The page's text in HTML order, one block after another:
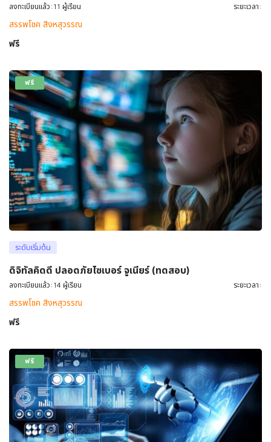
ลงทะเบียนแล้ว:11 ผู้เรียน ระยะเวลา:
สรรพโชค สิงหสุวรรณ
ฟรี
ฟรี
ระดับเริ่มต้น
ดิจิทัลคิดดี ปลอดภัยไซเบอร์ จูเนียร์ (ทดสอบ)
ลงทะเบียนแล้ว:14 ผู้เรียน ระยะเวลา:
สรรพโชค สิงหสุวรรณ
ฟรี
ฟรี